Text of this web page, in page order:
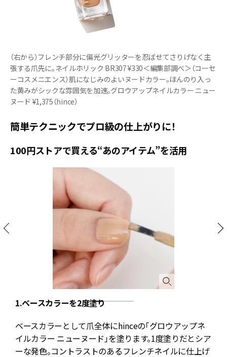
（右から）フレンチ部分に偏光グリッターを忍ばせてさりげなく主
張する爪先に。ネイルホリック BR307 ¥330＜編集部調べ＞（コーセ
ーコスメニエンス）肌になじみのよいヌードカラー。ほんのり入っ
た黄みがシックな雰囲気を加速。グロウアップネイルカラー ニュー
ヌード ¥1,375（hince）
簡単テクニックでプロ級の仕上がりに！
100円ストアで買える“あのアイテム”を活用
1.ベースカラーを2度塗り
ベースカラーとして爪全体にhinceの「グロウアップネ
イルカラー ニューヌード」を塗ります。1度塗りだとシア
ーな発色。コントラストのあるフレンチネイルに仕上げ